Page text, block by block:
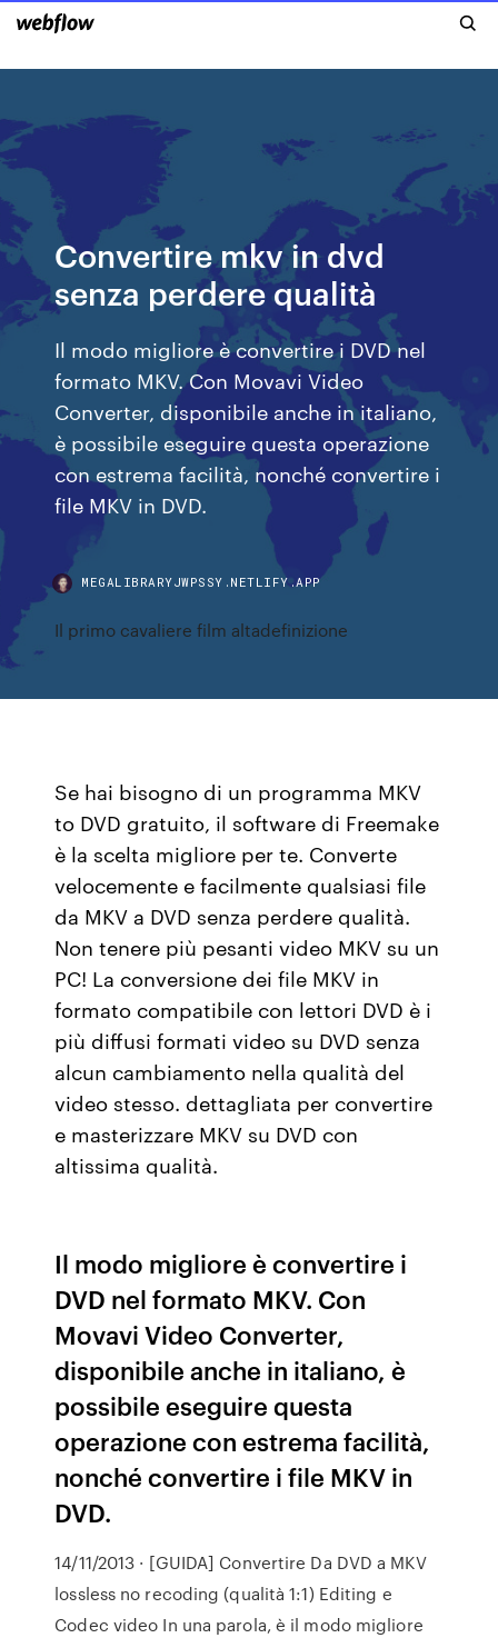
Convertire mkv in dvd
senza perdere qualità
Il modo migliore è convertire i DVD nel
formato MKV. Con Movavi Video
Converter, disponibile anche in italiano,
è possibile eseguire questa operazione
con estrema facilità, nonché convertire i
file MKV in DVD.
MEGALIBRARYJWPSSY.NETLIFY.APP
Il primo cavaliere film altadefinizione
Se hai bisogno di un programma MKV
to DVD gratuito, il software di Freemake
è la scelta migliore per te. Converte
velocemente e facilmente qualsiasi file
da MKV a DVD senza perdere qualità.
Non tenere più pesanti video MKV su un
PC! La conversione dei file MKV in
formato compatibile con lettori DVD è i
più diffusi formati video su DVD senza
alcun cambiamento nella qualità del
video stesso. dettagliata per convertire
e masterizzare MKV su DVD con
altissima qualità.
Il modo migliore è convertire i
DVD nel formato MKV. Con
Movavi Video Converter,
disponibile anche in italiano, è
possibile eseguire questa
operazione con estrema facilità,
nonché convertire i file MKV in
DVD.
14/11/2013 · [GUIDA] Convertire Da DVD a MKV
lossless no recoding (qualità 1:1) Editing e
Codec video In una parola, è il modo migliore